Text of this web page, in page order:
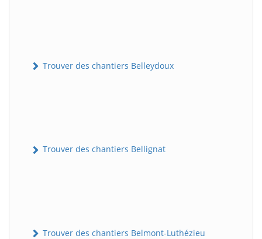
Trouver des chantiers Belleydoux
Trouver des chantiers Bellignat
Trouver des chantiers Belmont-Luthézieu